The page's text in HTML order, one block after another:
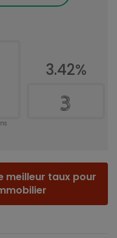
3.42%
3
meilleur taux pour